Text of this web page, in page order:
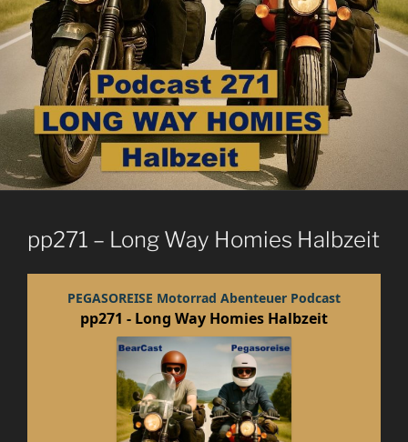
pp271 – Long Way Homies Halbzeit